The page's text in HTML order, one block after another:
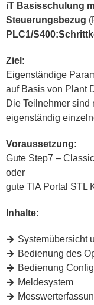
iT Basisschulung
Steuerungsbezug
PLC1/
Ziel:
Eigenständige
auf Basis von Plant
Die Teilnehmer
eigenständig
Voraussetzung:
Gute Step7 –
oder
gute TIA Portal STL
Inhalte:
Systemübersicht
Bedienung des
Bedienung
Meldesystem